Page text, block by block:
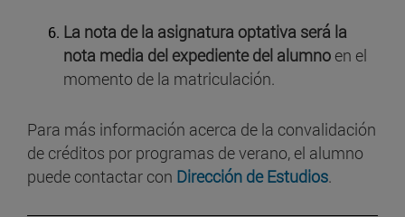
La nota de la asignatura optativa será la
nota media del expediente del alumno en el
momento de la matriculación.
Para más información acerca de la convalidación
de créditos por programas de verano, el alumno
puede contactar con Dirección de Estudios.